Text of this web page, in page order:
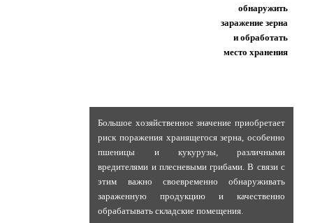
обнаружить
заражение зерна
и обработать
место хранения
Большое хозяйственное значение приобретает
риск поражения хранящегося зерна, особенно
пшеницы и кукурузы, различными
вредителями и плесневыми грибами. В связи с
этим важно своевременно обнаруживать
зараженную продукцию и качественно
обрабатывать складские помещения.